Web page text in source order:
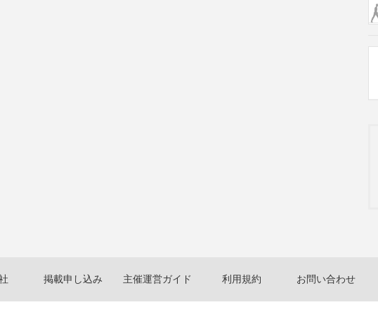
掲載申し込み 主催運営ガイド 利用規約 お問い合わせ